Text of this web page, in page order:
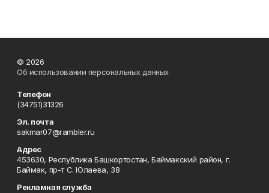
© 2026
Об использовании персональных данных
Телефон
(34751)31326
Эл. почта
sakmar07@rambler.ru
Адрес
453630, Республика Башкортостан, Баймакский район, г.
Баймак, пр-т С. Юлаева, 38
Рекламная служба